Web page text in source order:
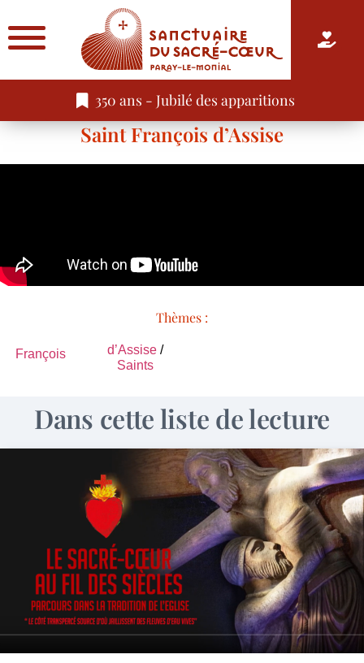
350 ans - Jubilé des apparitions
Saint François d’Assise
Thèmes :
François d’Assise/
Saints
Dans cette liste de lecture